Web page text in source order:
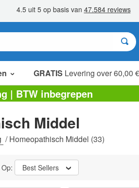
GRATIS Levering over 60,00
verkoop items
value packs
opruiming
| BTW inbegrepen
Middel
/Homeopathisch Middel (33)
Best Sellers